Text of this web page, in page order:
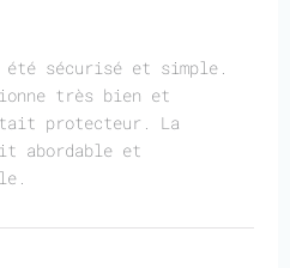
été sécurisé et simple.
très bien et
protecteur. La
abordable et